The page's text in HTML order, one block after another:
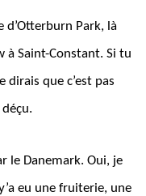
d’Otterburn Park, là
à Saint-Constant. Si tu
dirais que c’est pas
le Danemark. Oui, je
eu une fruiterie, une